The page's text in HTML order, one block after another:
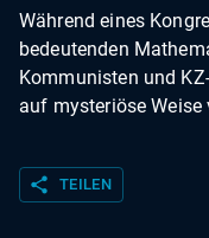
Während eines
bedeutenden
Kommunisten und
auf mysteriöse Weise
share TEILEN